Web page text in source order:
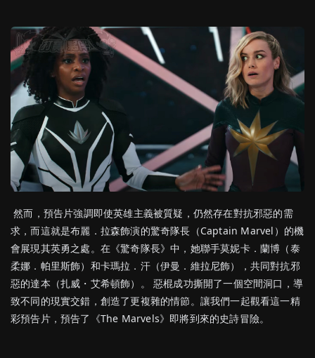
然而，預告片強調即使英雄主義被質疑，仍然存在對抗邪惡的需
求，而這就是布麗．拉森飾演的驚奇隊長（Captain Marvel）的機
會展現其英勇之處。在《驚奇隊長》中，她聯手莫妮卡．蘭博（泰
柔娜．帕里斯飾）和卡瑪拉．汗（伊曼．維拉尼飾），共同對抗邪
惡的達本（扎威・艾希頓飾）。 惡棍成功撕開了一個空間洞口，導
致不同的現實交錯，創造了更複雜的情節。讓我們一起觀看這一精
彩預告片，預告了《The Marvels》即將到來的史詩冒險。